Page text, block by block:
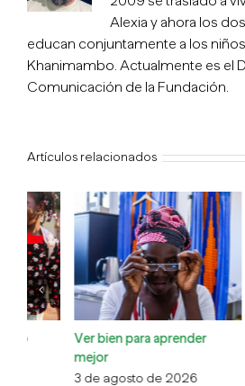
Alexia y ahora los
educan conjuntamente a los
Khanimambo. Actualmente es el
Comunicación de la Fundación.
Artículos relacionados
El valor de un voluntariado
que deja huella
30 de julio de 2026
La
la
13